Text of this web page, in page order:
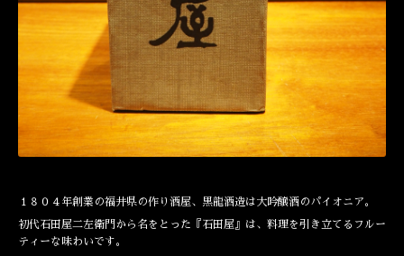
１８０４年創業の福井県の作り酒屋、黒龍酒造は大吟醸酒のパイオニア。
初代石田屋二左衛門から名をとった『石田屋』は、料理を引き立てるフルー
ティーな味わいです。